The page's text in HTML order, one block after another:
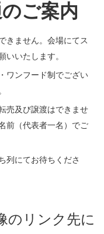
ご案内
きません。会場にてス
いいたします。
ワンフード制でござい
売及び譲渡はできませ
前（代表者一名）でご
列にてお待ちくださ
のリンク先に